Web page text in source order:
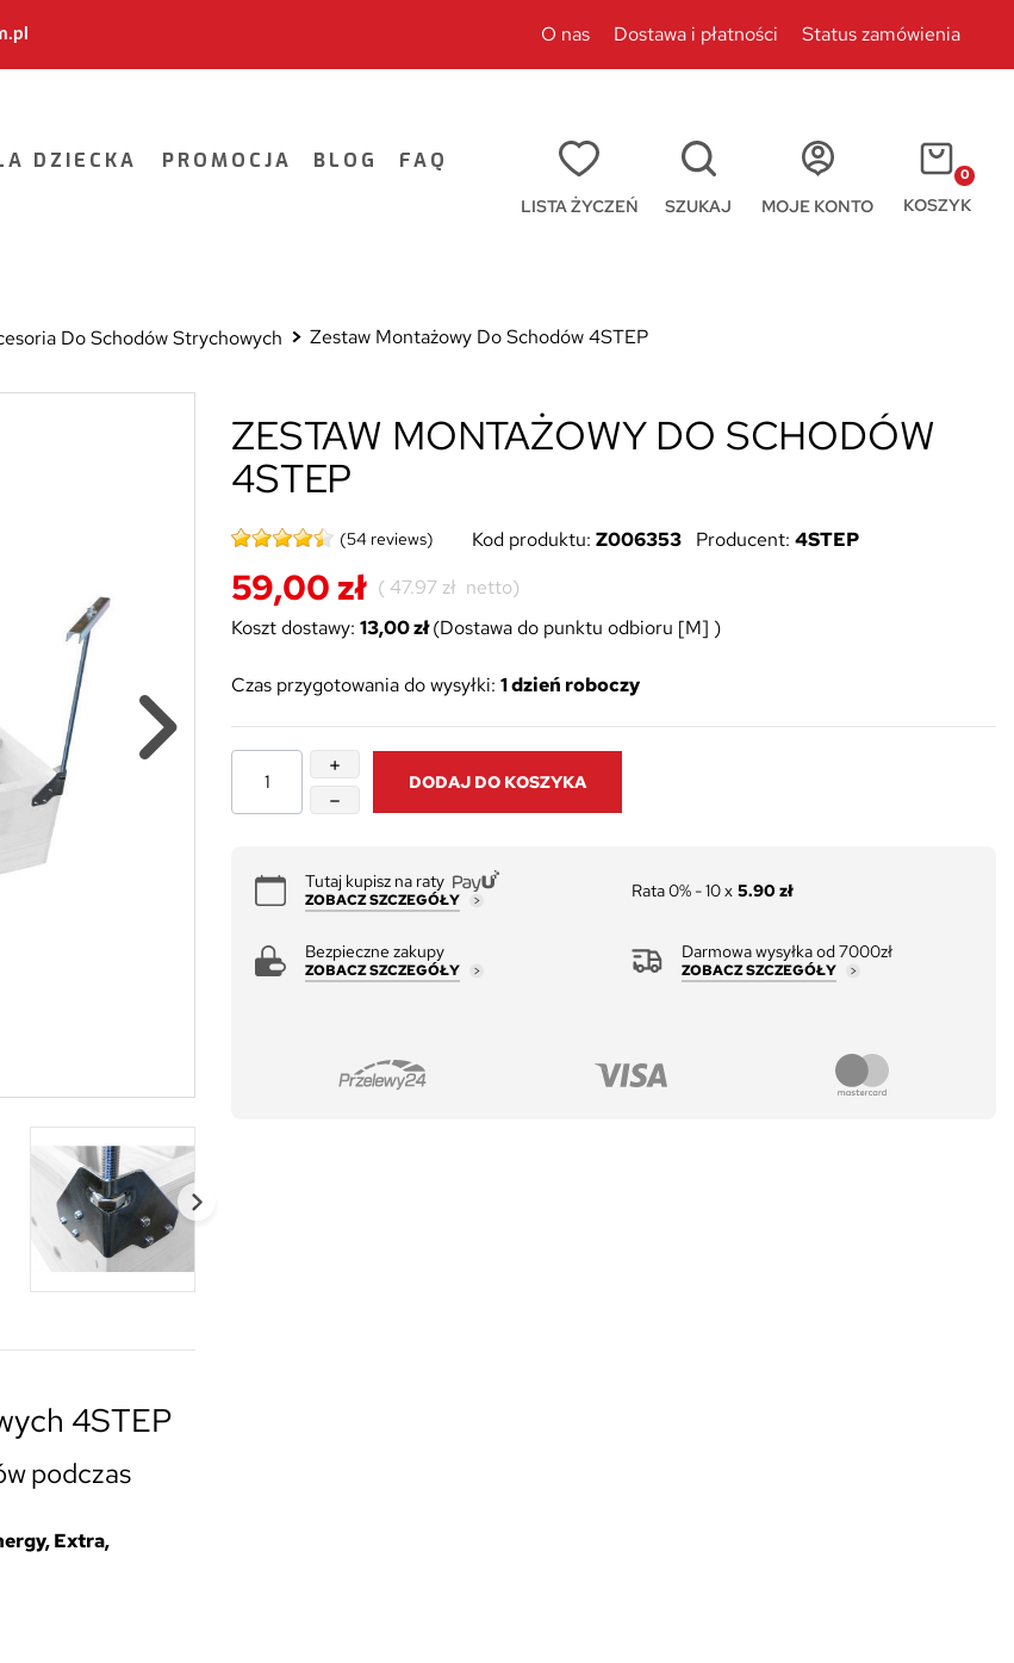
O nas Dostawa i płatności Status zamówienia
0
KOSZYK
DZIECKA PROMOCJA BLOG FAQ
LISTA ŻYCZEŃ SZUKAJ MOJE KONTO
Do Schodów Strychowych Zestaw Montażowy Do Schodów 4STEP
4STEP
podczas
Extra,
ZESTAW MONTAŻOWY DO SCHODÓW
4STEP
(54 reviews) Kod produktu: Z006353 Producent: 4STEP
59,00 zł ( 47.97 zł netto)
Koszt dostawy: 13,00 zł(Dostawa do punktu odbioru [M] )
Czas przygotowania do wysyłki: 1 dzień roboczy
DODAJ DO KOSZYKA
Tutaj kupisz na raty
ZOBACZ SZCZEGÓŁY Rata 0% - 10 x 5.90 zł
Bezpieczne zakupy
ZOBACZ SZCZEGÓŁY
Darmowa wysyłka od 7000zł
ZOBACZ SZCZEGÓŁY